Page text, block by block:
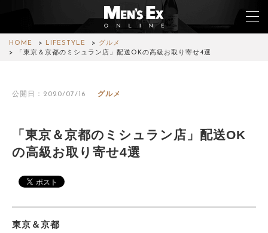
HOME LIFESTYLE
グルメ
「東京＆京都のミシュラン店」配送OKの高級お取り寄せ4選
公開日：2020/07/16 グルメ
「東京＆京都のミシュラン店」配送OK
の高級お取り寄せ4選
東京＆京都
WATCH
CAR&BIKE
LIFESTYLE